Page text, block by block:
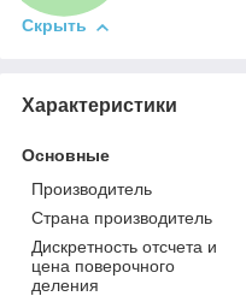
Скрыть
Характеристики
Основные
Производитель
Страна производитель
Дискретность отсчета и
цена поверочного
деления